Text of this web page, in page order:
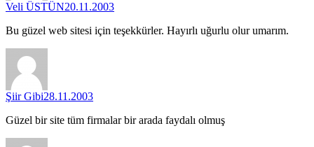
Veli ÜSTÜN20.11.2003
Bu güzel web sitesi için teşekkürler. Hayırlı uğurlu olur umarım.
Şiir Gibi28.11.2003
Güzel bir site tüm firmalar bir arada faydalı olmuş